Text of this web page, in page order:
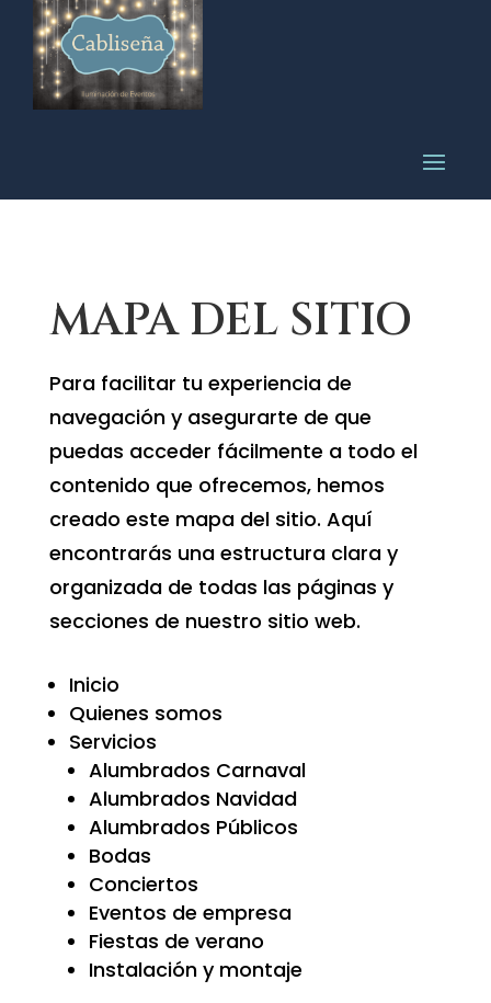
MAPA DEL SITIO
Para facilitar tu experiencia de
navegación y asegurarte de que
puedas acceder fácilmente a todo el
contenido que ofrecemos, hemos
creado este mapa del sitio. Aquí
encontrarás una estructura clara y
organizada de todas las páginas y
secciones de nuestro sitio web.
Inicio
Quienes somos
Servicios
Alumbrados Carnaval
Alumbrados Navidad
Alumbrados Públicos
Bodas
Conciertos
Eventos de empresa
Fiestas de verano
Instalación y montaje